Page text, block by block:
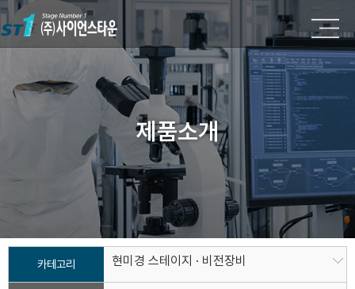
제품소개
카테고리 현미경 스테이지 · 비전장비